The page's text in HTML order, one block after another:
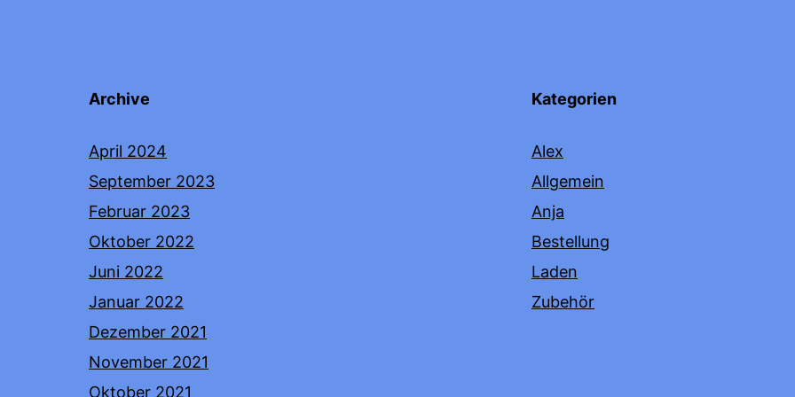
Archive
April 2024
September 2023
Februar 2023
Oktober 2022
Juni 2022
Januar 2022
Dezember 2021
November 2021
Oktober 2021
Kategorien
Alex
Allgemein
Anja
Bestellung
Laden
Zubehör